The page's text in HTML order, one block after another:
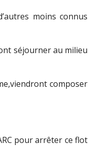
moins connus
séjourner au milieu
composer
pour arrêter ce flot